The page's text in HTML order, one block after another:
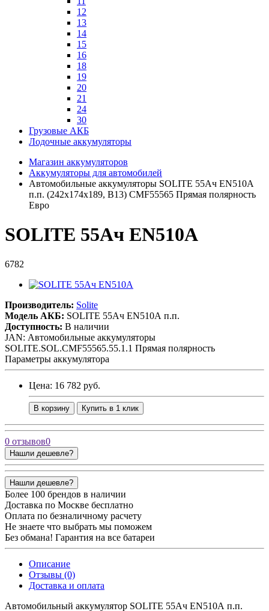
12
13
14
15
16
18
19
20
21
24
30
Грузовые АКБ
Лодочные аккумуляторы
Магазин аккумуляторов
Аккумуляторы для автомобилей
Автомобильные аккумуляторы SOLITE 55Ач EN510А
п.п. (242х174х189, B13) CMF55565 Прямая полярность
Евро
SOLITE 55Ач EN510А
6782
Производитель: Solite
Модель АКБ: SOLITE 55Ач EN510А п.п.
Доступность: В наличии
JAN: Автомобильные аккумуляторы
SOLITE.SOL.CMF55565.55.1.1 Прямая полярность
Параметры аккумулятора
Цена: 16 782 руб.
В корзину Купить в 1 клик
0 отзывов0
Нашли дешевле?
Нашли дешевле?
Более 100 брендов в наличии
Доставка по Москве бесплатно
Оплата по безналичному расчету
Не знаете что выбрать мы поможем
Без обмана! Гарантия на все батареи
Описание
Отзывы (0)
Доставка и оплата
Автомобильный аккумулятор SOLITE 55Ач EN510А п.п.